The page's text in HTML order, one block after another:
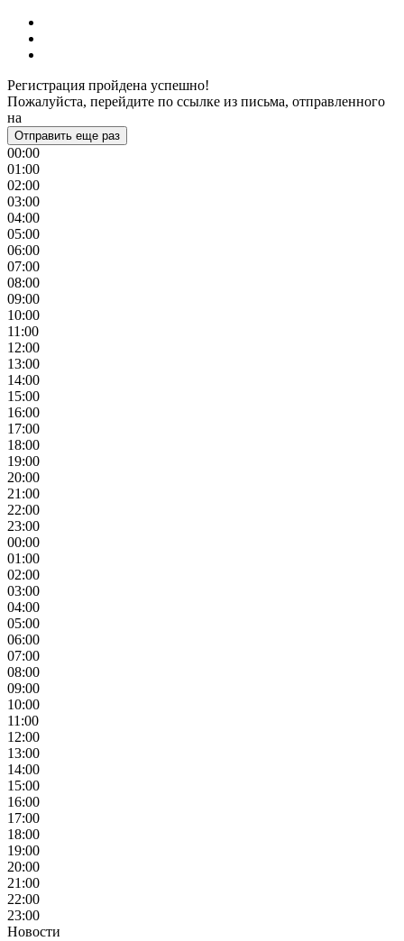
Регистрация пройдена успешно!
Пожалуйста, перейдите по ссылке из письма, отправленного
на
Отправить еще раз
00:00
01:00
02:00
03:00
04:00
05:00
06:00
07:00
08:00
09:00
10:00
11:00
12:00
13:00
14:00
15:00
16:00
17:00
18:00
19:00
20:00
21:00
22:00
23:00
00:00
01:00
02:00
03:00
04:00
05:00
06:00
07:00
08:00
09:00
10:00
11:00
12:00
13:00
14:00
15:00
16:00
17:00
18:00
19:00
20:00
21:00
22:00
23:00
Новости